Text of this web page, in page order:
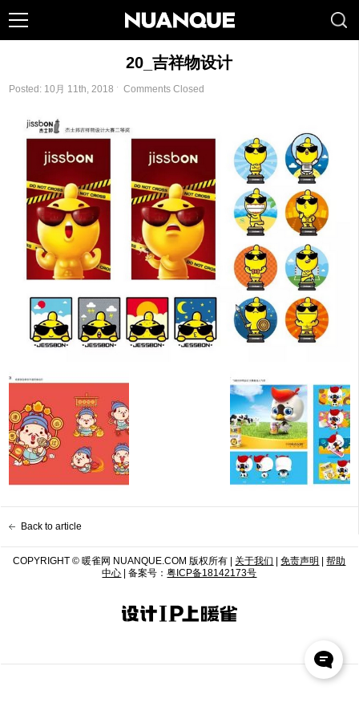
20_吉祥物设计
Posted: 10月 11th, 2018 ˑ Comments Closed
Back to article
COPYRIGHT © 暖雀网 NUANQUE.COM 版权所有 | 关于我们 |免责声明 |帮助
中心 | 备案号：粤ICP备18142173号